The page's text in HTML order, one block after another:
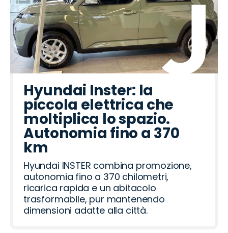
Hyundai Inster: la
piccola elettrica che
moltiplica lo spazio.
Autonomia fino a 370
km
Hyundai INSTER combina promozione,
autonomia fino a 370 chilometri,
ricarica rapida e un abitacolo
trasformabile, pur mantenendo
dimensioni adatte alla città.